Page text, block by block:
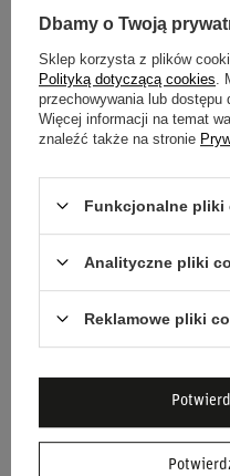
Stan
Kategoria
Akcesoria samochodowe
Kolor
Materiał
Długość
Szerokość
Dbamy o Twoją
Sklep korzysta z plików
Polityką dotyczącą cookies
przechowywania lub dostępu
Więcej informacji na temat
znaleźć także na stronie
Funkcjonalne pliki
Analityczne pliki
Reklamowe pliki